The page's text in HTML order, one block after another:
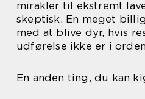
mirakler til ekstremt
skeptisk. En meget
med at blive dyr, hvis
udførelse ikke er i
En anden ting, du kan